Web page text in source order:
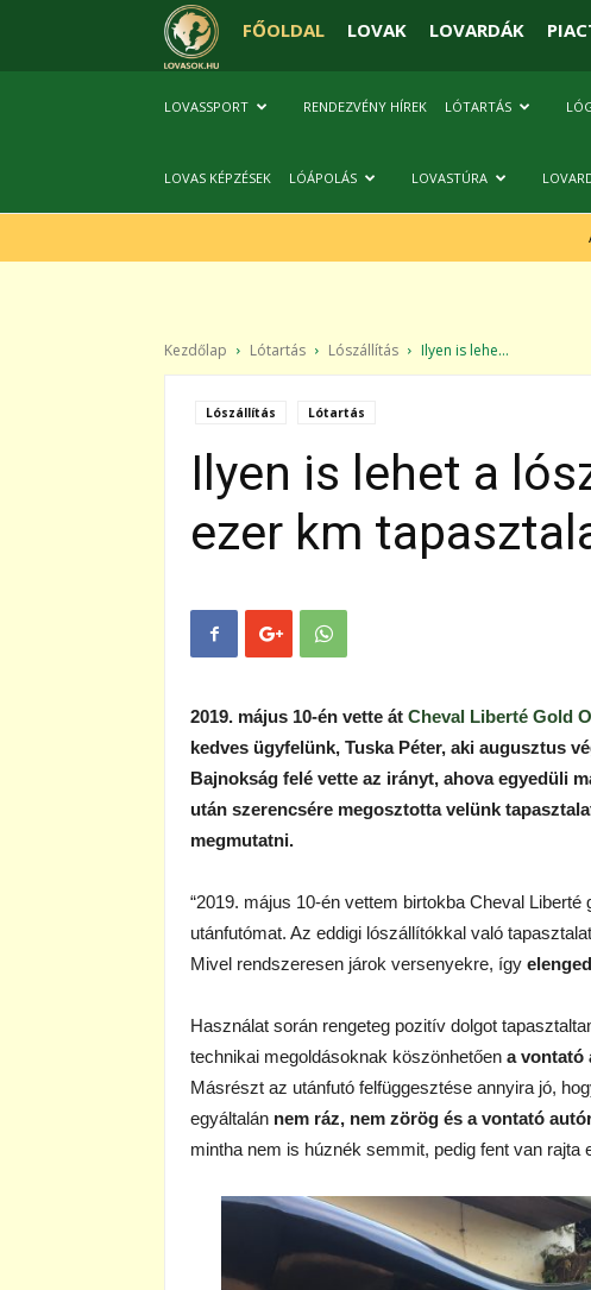
FŐOLDAL LOVAK LOVARDÁK
LOVASSPORT RENDEZVÉNY HÍREK LÓTARTÁS
LOVAS KÉPZÉSEK LÓÁPOLÁS LOVASTÚRA
Kezdőlap Lótartás Lószállítás Ilyen is lehe...
Lószállítás Lótartás
Ilyen is lehet a
ezer km
2019. május 10-én vette át Cheval Liberté Gold
kedves ügyfelünk, Tuska Péter, aki augusztus
Bajnokság felé vette az irányt, ahova egyedüli
után szerencsére megosztotta velünk
megmutatni.
“2019. május 10-én vettem birtokba Cheval
utánfutómat. Az eddigi lószállítókkal való
Mivel rendszeresen járok versenyekre, így
Használat során rengeteg pozitív dolgot
technikai megoldásoknak köszönhetően a vontató
Másrészt az utánfutó felfüggesztése annyira jó,
egyáltalán nem ráz, nem zörög és a vontató
mintha nem is húznék semmit, pedig fent van rajta